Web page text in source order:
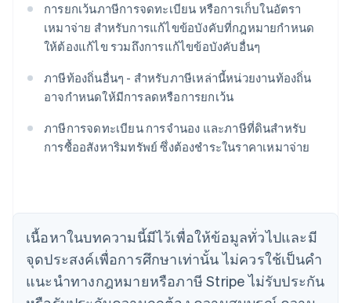
การยกเว้นภาษีการจดทะเบียน หรือการเก็บในอัตรา
เหมาจ่าย สำหรับการแก้ไขข้อบังคับที่กฎหมายกำหนด
ให้ต้องแก้ไข รวมถึงการแก้ไขข้อบังคับอื่นๆ
ภาษีท้องถิ่นอื่นๆ - สำหรับภาษีเหล่านี้หน่วยงานท้องถิ่น
อาจกำหนดให้มีการลดหรือการยกเว้น
ภาษีการจดทะเบียน การจำนอง และภาษีที่ดินสำหรับ
การซื้ออสังหาริมทรัพย์ ซึ่งต้องชำระในราคาเหมาจ่าย
เนื้อหาในบทความนี้มีไว้เพื่อให้ข้อมูลทั่วไปและมี
จุดประสงค์เพื่อการศึกษาเท่านั้น ไม่ควรใช้เป็นคํา
แนะนําทางกฎหมายหรือภาษี Stripe ไม่รับประกัน
กรีซ
English
EnglishFrançais
โครเอเชีย
EnglishItaliano
จีนแผ่นดินใหญ่
简体中文
ไซปรัส